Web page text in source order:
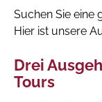
Suchen Sie eine
Hier ist unsere
Drei
Tours